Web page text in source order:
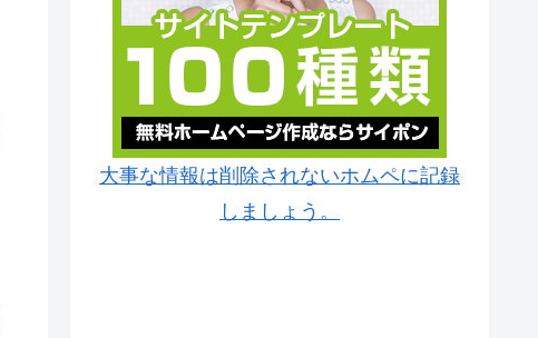
大事な情報は削除されないホムペに記録
しましょう。